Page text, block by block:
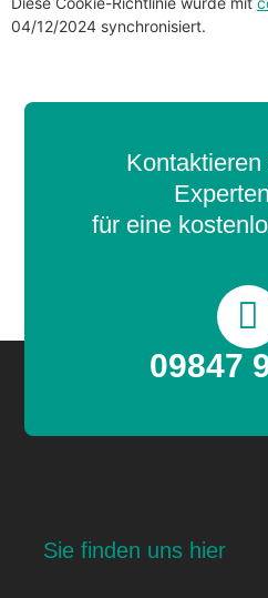
04/12/2024 synchronisiert.
für eine
09847
Sie finden uns hier